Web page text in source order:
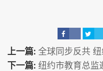
上一篇: 全球同步反共
下一篇: 纽约市教育总监